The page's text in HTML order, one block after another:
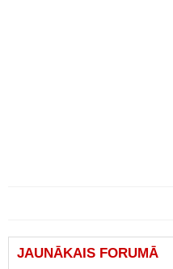
JAUNĀKAIS FORUMĀ